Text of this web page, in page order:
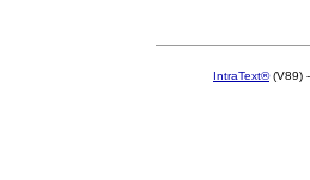
IntraText®(V89)